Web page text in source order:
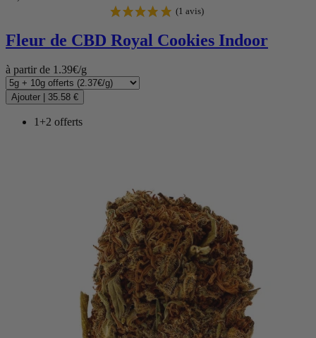
Fleur de CBD Royal Cookies Indoor
à partir de 1.39€/g
Ajouter 35.58 €
1+2 offerts